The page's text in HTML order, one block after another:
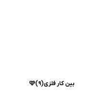
بین کار فلزی(۹)🩷